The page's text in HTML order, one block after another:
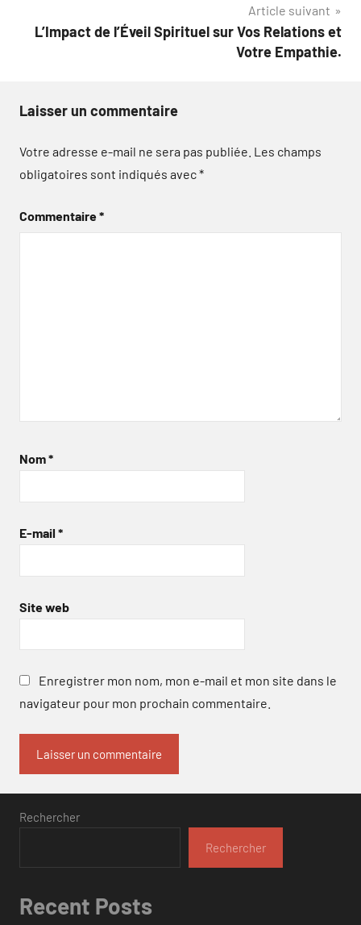
Article suivant
L’Impact de l’Éveil Spirituel sur Vos Relations et
Votre Empathie.
Laisser un commentaire
Votre adresse e-mail ne sera pas publiée. Les champs
obligatoires sont indiqués avec*
Commentaire*
Nom*
E-mail *
Site web
Enregistrer mon nom, mon e-mail et mon site dans le
navigateur pour mon prochain commentaire.
Rechercher
Rechercher
Recent Posts